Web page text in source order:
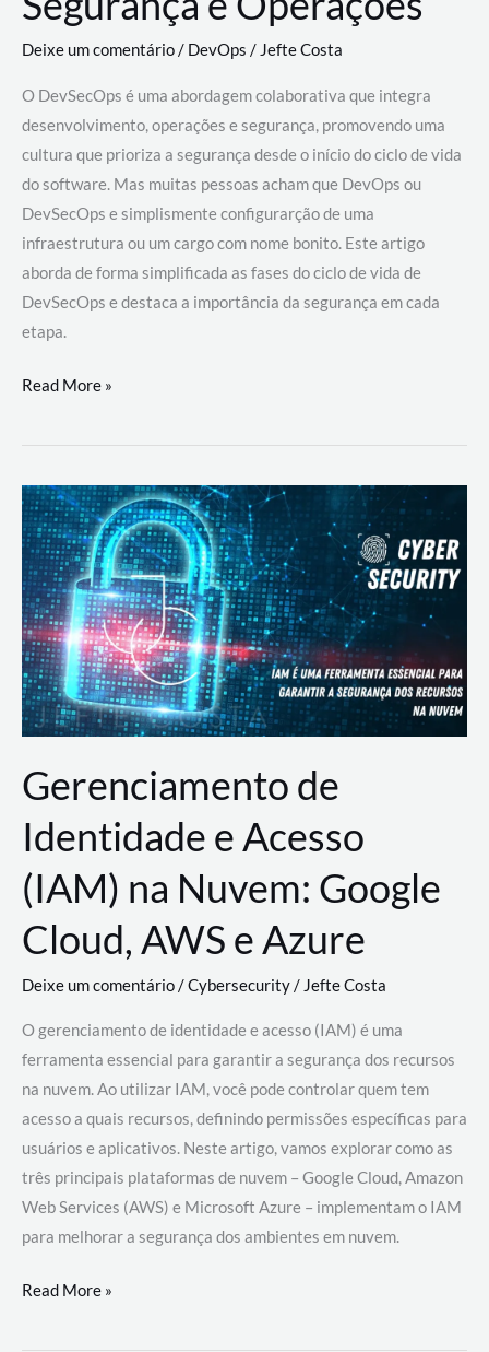
Deixe um comentário/ DevOps /Jefte Costa
O DevSecOps é uma abordagem colaborativa que integra
desenvolvimento, operações e segurança, promovendo uma
cultura que prioriza a segurança desde o início do ciclo de vida
do software. Mas muitas pessoas acham que DevOps ou
DevSecOps e simplismente configurarção de uma
infraestrutura ou um cargo com nome bonito. Este artigo
aborda de forma simplificada as fases do ciclo de vida de
DevSecOps e destaca a importância da segurança em cada
etapa.
DevSecOps
Prática:
Desenvolvimento,
Segurança
e
Operações
Read More »
Gerenciamento de
Identidade e Acesso
(IAM) na Nuvem: Google
Cloud, AWS e Azure
Deixe um comentário/Cybersecurity/ Jefte Costa
O gerenciamento de identidade e acesso (IAM) é uma
ferramenta essencial para garantir a segurança dos recursos
na nuvem. Ao utilizar IAM, você pode controlar quem tem
acesso a quais recursos, definindo permissões específicas para
usuários e aplicativos. Neste artigo, vamos explorar como as
três principais plataformas de nuvem – Google Cloud, Amazon
Web Services (AWS) e Microsoft Azure – implementam o IAM
para melhorar a segurança dos ambientes em nuvem.
Gerenciamento
Read More »